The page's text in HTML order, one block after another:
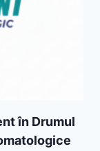
în Drumul